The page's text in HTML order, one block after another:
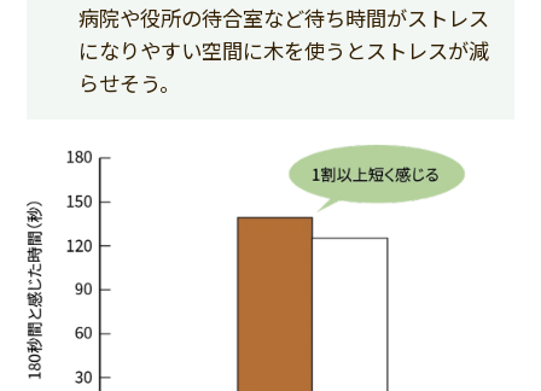
病院や役所の待合室など待ち時間がストレス
になりやすい空間に木を使うとストレスが減
らせそう。